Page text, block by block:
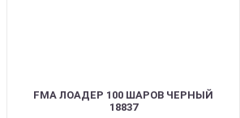
FMA ЛОАДЕР 100 ШАРОВ ЧЕРНЫЙ
18837